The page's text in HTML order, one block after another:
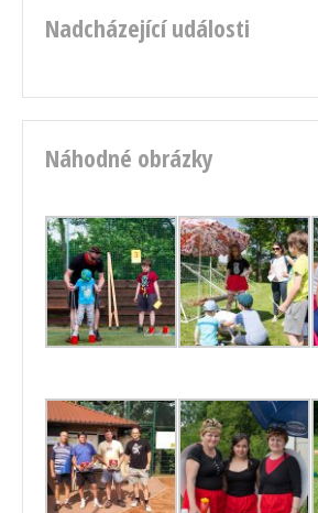
Nadcházející události
Náhodné obrázky